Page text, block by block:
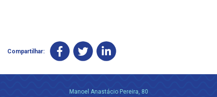
Compartilhar:
Manoel Anastácio Pereira, 80